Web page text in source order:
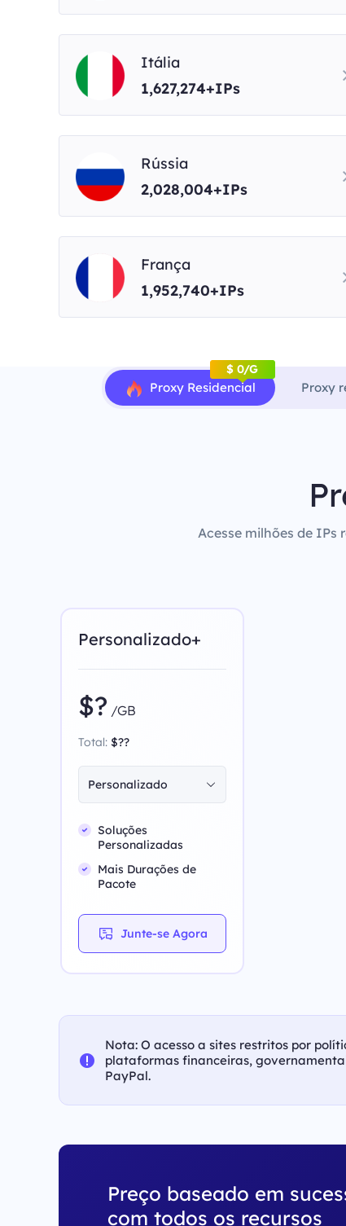
Itália
1,627,274+IPs
Rússia
2,028,004+IPs
França
1,952,740+IPs
Proxy Residencial
$ 0/G
Proxy
Acesse milhões de IPs
Personalizado+
$? /GB
Total: $??
Personalizado
Soluções
Personalizadas
Mais Durações de
Pacote
Junte-se Agora
Nota: O acesso a sites restritos por
plataformas financeiras,
PayPal.
Preço baseado em
com todos os recursos